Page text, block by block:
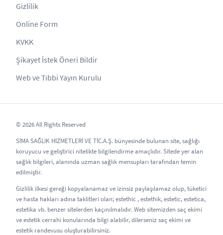
Gizlilik
Online Form
KVKK
Şikayet İstek Öneri Bildir
Web ve Tıbbi Yayın Kurulu
© 2026 All Rights Reserved
SİMA SAĞLIK HİZMETLERİ VE TİC.A.Ş. bünyesinde bulunan site, sağlığı
koruyucu ve geliştirici nitelikte bilgilendirme amaçlıdır. Sitede yer alan
sağlık bilgileri, alanında uzman sağlık mensupları tarafından temin
edilmiştir.
Gizlilik ilkesi gereği kopyalanamaz ve izinsiz paylaşılamaz olup, tüketici
ve hasta hakları adına taklitleri olan; estethic , estethik, estetic, estetica,
estetika vb. benzer sitelerden kaçınılmalıdır. Web sitemizden saç ekimi
ve estetik cerrahi konularında bilgi alabilir, dilerseniz saç ekimi ve
estetik randevusu oluşturabilirsiniz.